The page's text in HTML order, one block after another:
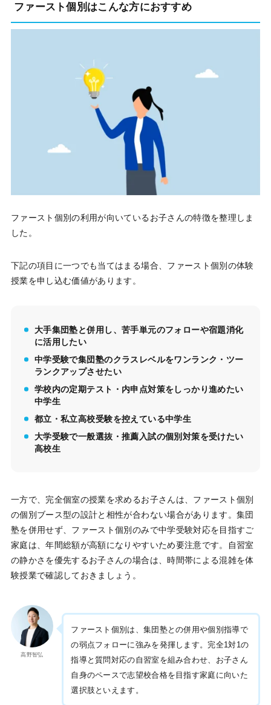
ファースト個別はこんな方におすすめ
ファースト個別の利用が向いているお子さんの特徴を整理しま
した。
下記の項目に一つでも当てはまる場合、ファースト個別の体験
授業を申し込む価値があります。
大手集団塾と併用し、苦手単元のフォローや宿題消化
に活用したい
中学受験で集団塾のクラスレベルをワンランク・ツー
ランクアップさせたい
学校内の定期テスト・内申点対策をしっかり進めたい
中学生
都立・私立高校受験を控えている中学生
大学受験で一般選抜・推薦入試の個別対策を受けたい
高校生
一方で、完全個室の授業を求めるお子さんは、ファースト個別
の個別ブース型の設計と相性が合わない場合があります。集団
塾を併用せず、ファースト個別のみで中学受験対応を目指すご
家庭は、年間総額が高額になりやすいため要注意です。自習室
の静かさを優先するお子さんの場合は、時間帯による混雑を体
験授業で確認しておきましょう。
高野智弘
ファースト個別は、集団塾との併用や個別指導で
の弱点フォローに強みを発揮します。完全1対1の
指導と質問対応の自習室を組み合わせ、お子さん
自身のペースで志望校合格を目指す家庭に向いた
選択肢といえます。